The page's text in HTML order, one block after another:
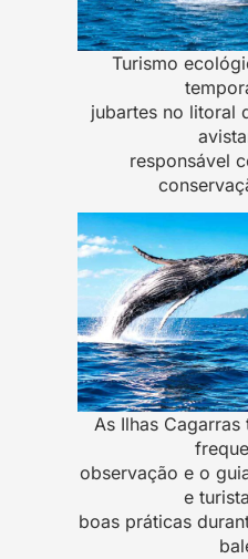
Turismo
jubartes no litoral
responsável
As Ilhas
observação e o
e
boas práticas